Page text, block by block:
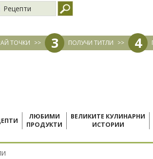
Рецепти
ТОЧКИ >> 3 ПОЛУЧИ ТИТЛИ >> 4
ЛЮБИМИ
ПРОДУКТИ
ВЕЛИКИТЕ КУЛИНАРНИ
ИСТОРИИ